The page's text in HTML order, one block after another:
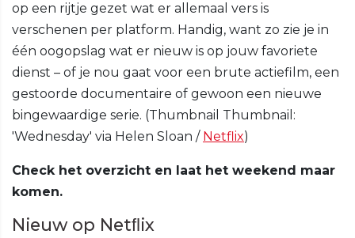
op een rijtje gezet wat er allemaal vers is
verschenen per platform. Handig, want zo zie je in
één oogopslag wat er nieuw is op jouw favoriete
dienst – of je nou gaat voor een brute actiefilm, een
gestoorde documentaire of gewoon een nieuwe
bingewaardige serie. (Thumbnail Thumbnail:
'Wednesday' via Helen Sloan / Netflix)
Check het overzicht en laat het weekend maar
komen.
Nieuw op Netﬂix